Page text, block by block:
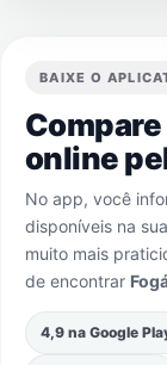
BAIXE O
online
No app, você
disponíveis na
muito mais
de encontrar
4,9 na Google